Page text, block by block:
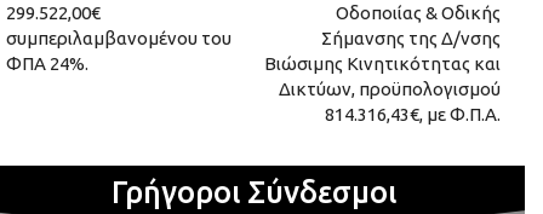
299.522,00€
συμπεριλαμβανομένου του
ΦΠΑ 24%.
Οδοποιίας & Οδικής
Σήμανσης της Δ/νσης
Βιώσιμης Κινητικότητας και
Δικτύων, προϋπολογισμού
814.316,43€, με Φ.Π.Α.
Γρήγοροι Σύνδεσμοι